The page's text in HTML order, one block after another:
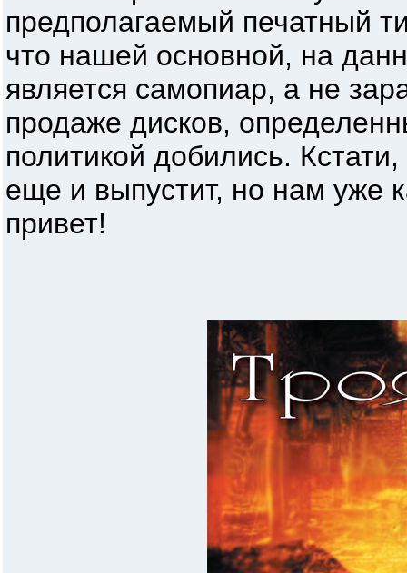
предполагаемый печатный
что нашей основной, на
является самопиар, а не
продаже дисков,
политикой добились.
еще и выпустит, но нам уже
привет!